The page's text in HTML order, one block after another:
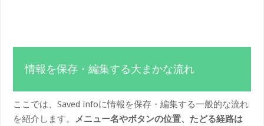
情報を保存・編集する大まかな流れ
ここでは、Saved infoに情報を保存・編集する一般的な流れ
を紹介します。 メニュー名やボタンの位置、たどる経路は